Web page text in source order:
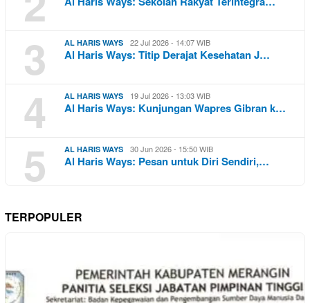
3 AL HARIS WAYS 22 Jul 2026 - 14:07 WIB
Al Haris Ways: Titip Derajat Kesehatan J…
4 AL HARIS WAYS 19 Jul 2026 - 13:03 WIB
Al Haris Ways: Kunjungan Wapres Gibran k…
5 AL HARIS WAYS 30 Jun 2026 - 15:50 WIB
Al Haris Ways: Pesan untuk Diri Sendiri,…
TERPOPULER